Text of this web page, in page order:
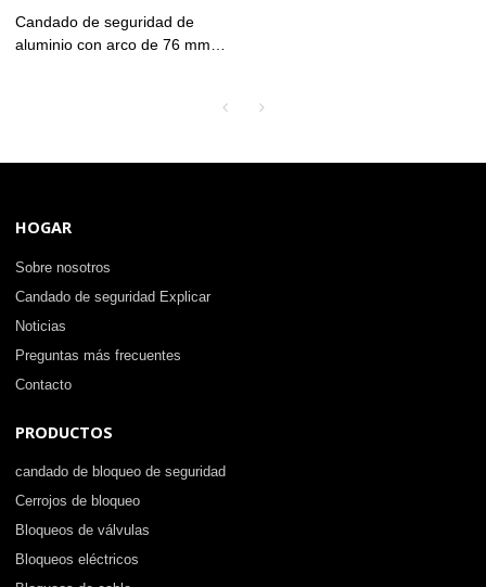
Candado de seguridad de
aluminio con arco de 76 mm
HOGAR
Sobre nosotros
Candado de seguridad Explicar
Noticias
Preguntas más frecuentes
Contacto
PRODUCTOS
candado de bloqueo de seguridad
Cerrojos de bloqueo
Bloqueos de válvulas
Bloqueos eléctricos